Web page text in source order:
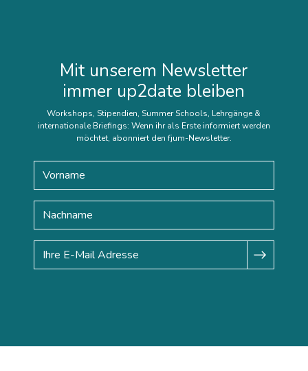
Mit unserem Newsletter
immer up2date bleiben
Workshops, Stipendien, Summer Schools, Lehrgänge &
internationale Briefings: Wenn ihr als Erste informiert werden
möchtet, abonniert den fjum-Newsletter.